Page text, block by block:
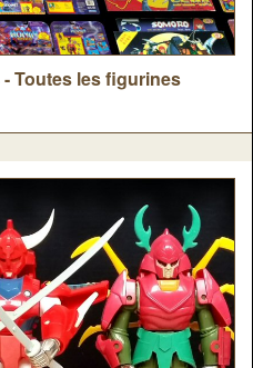
Toutes les figurines